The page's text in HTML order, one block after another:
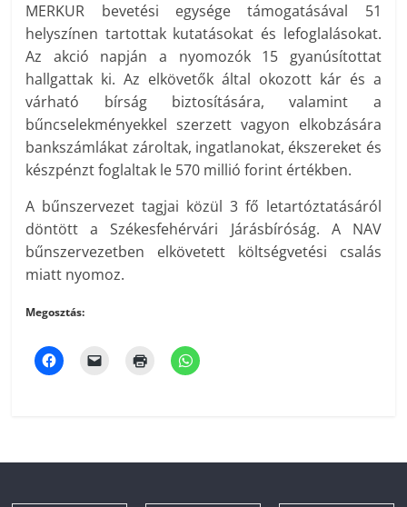
MERKUR bevetési egysége támogatásával 51
helyszínen tartottak kutatásokat és lefoglalásokat.
Az akció napján a nyomozók 15 gyanúsítottat
hallgattak ki. Az elkövetők által okozott kár és a
várható bírság biztosítására, valamint a
bűncselekményekkel szerzett vagyon elkobzására
bankszámlákat zároltak, ingatlanokat, ékszereket és
készpénzt foglaltak le 570 millió forint értékben.
A bűnszervezet tagjai közül 3 fő letartóztatásáról
döntött a Székesfehérvári Járásbíróság. A NAV
bűnszervezetben elkövetett költségvetési csalás
miatt nyomoz.
Megosztás: